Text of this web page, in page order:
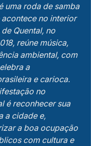
uma roda de samba
no interior
Quental, no
reúne música,
ambiental, com
a
e carioca.
no
é reconhecer sua
a cidade e,
a boa ocupação
com cultura e